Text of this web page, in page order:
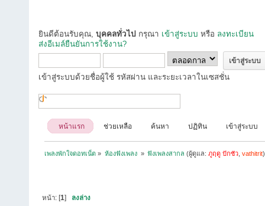
ยินดีต้อนรับคุณ, บุคคลทั่วไป กรุณา เข้าสู่ระบบ หรือ ลงทะเบียน
ส่งอีเมล์ยืนยันการใช้งาน?
เข้าสู่ระบบด้วยชื่อผู้ใช้ รหัสผ่าน และระยะเวลาในเซสชั่น
หน้าแรก ช่วยเหลือ ค้นหา ปฏิทิน เข้าสู่ระบบ
เพลงพักใจดอทเน็ต » ห้องฟังเพลง » ฟังเพลงสากล (ผู้ดูแล:ภูฤดู ปักซัว ,vathitrit
หน้า: [1] ลงล่าง